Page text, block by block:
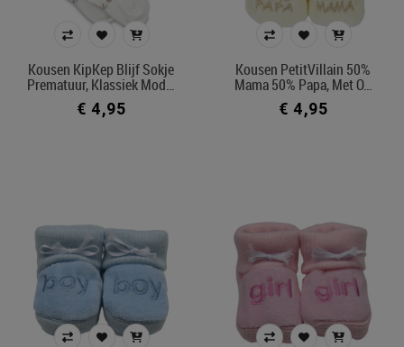
€ 4 € 40
In voorraad
Ecocheque artikelen
Filters toepassen
Kousen KipKep Blijf Sokje
Prematuur, Klassiek Mod…
€ 4,95
Kousen PetitVillain 50%
Mama 50% Papa, Met O…
€ 4,95